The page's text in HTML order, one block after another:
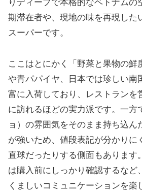
りディープで本格的なベトナムの
期滞在者や、現地の味を再現した
スーパーです。
ここはとにかく「野菜と果物の鮮
や青パパイヤ、日本では珍しい南
富に入荷しており、レストランを
に訪れるほどの実力派です。一方
ョ）の雰囲気をそのまま持ち込ん
が強いため、値段表記が分かりに
直球だったりする側面もあります
は購入前にしっかり確認するなど
くましいコミュニケーションを楽